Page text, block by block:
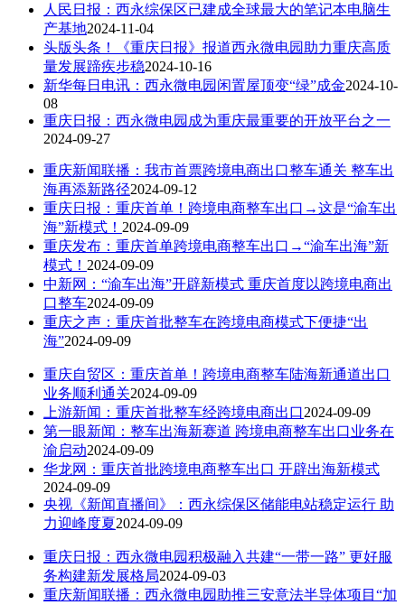
人民日报：西永综保区已建成全球最大的笔记本电脑生
产基地2024-11-04
头版头条！《重庆日报》报道西永微电园助力重庆高质
量发展蹄疾步稳2024-10-16
新华每日电讯：西永微电园闲置屋顶变“绿”成金2024-10-
08
重庆日报：西永微电园成为重庆最重要的开放平台之一
2024-09-27
重庆新闻联播：我市首票跨境电商出口整车通关 整车出
海再添新路径2024-09-12
重庆日报：重庆首单！跨境电商整车出口→这是“渝车出
海”新模式！ 2024-09-09
重庆发布：重庆首单跨境电商整车出口→“渝车出海”新
模式！ 2024-09-09
中新网：“渝车出海”开辟新模式 重庆首度以跨境电商出
口整车2024-09-09
重庆之声：重庆首批整车在跨境电商模式下便捷“出
海”2024-09-09
重庆自贸区：重庆首单！跨境电商整车陆海新通道出口
业务顺利通关2024-09-09
上游新闻：重庆首批整车经跨境电商出口2024-09-09
第一眼新闻：整车出海新赛道 跨境电商整车出口业务在
渝启动2024-09-09
华龙网：重庆首批跨境电商整车出口 开辟出海新模式
2024-09-09
央视《新闻直播间》：西永综保区储能电站稳定运行 助
力迎峰度夏2024-09-09
重庆日报：西永微电园积极融入共建“一带一路” 更好服
务构建新发展格局2024-09-03
重庆新闻联播：西永微电园助推三安意法半导体项目“加